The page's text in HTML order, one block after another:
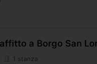
a Borgo San
1 stanza